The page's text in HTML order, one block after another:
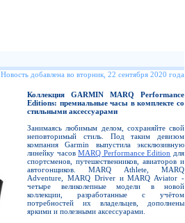
Новость добавлена во вторник, 22 сентября 2020 года
Коллекция GARMIN MARQ Performance
Editions: премиальные часы в комплекте со
стильными аксессуарами
Занимаясь любимым делом, сохраняйте свой
неповторимый стиль. Под таким девизом
компания Garmin выпустила эксклюзивную
линейку часовMARQ Performance Edition для
спортсменов, путешественников, авиаторов и
автогонщиков. MARQ Athlete, MARQ
Adventure, MARQ Driver и MARQ Aviator -
четыре великолепные модели в новой
коллекции, разработанные с учётом
потребностей их владельцев, дополнены
яркими и полезными аксессуарами.